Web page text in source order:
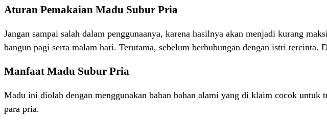
Aturan Pemakaian Madu Subur Pria
Jangan sampai salah dalam penggunaanya, karena hasilnya akan menjadi kurang
bangun pagi serta malam hari. Terutama, sebelum berhubungan dengan istri tercinta.
Manfaat Madu Subur Pria
Madu ini diolah dengan menggunakan bahan bahan alami yang di klaim cocok
para pria.